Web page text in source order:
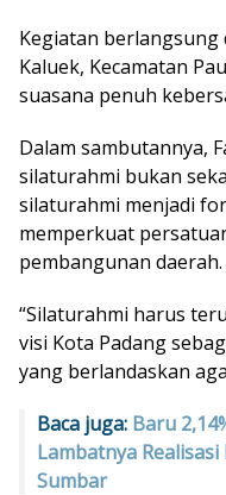
Kegiatan
Kaluek, Kecamatan
suasana penuh
Dalam sambutannya,
silaturahmi bukan
silaturahmi menjadi
memperkuat
pembangunan daerah.
“Silaturahmi harus
visi Kota Padang
yang berlandaskan
Baca juga: Baru
Lambatnya
Sumbar